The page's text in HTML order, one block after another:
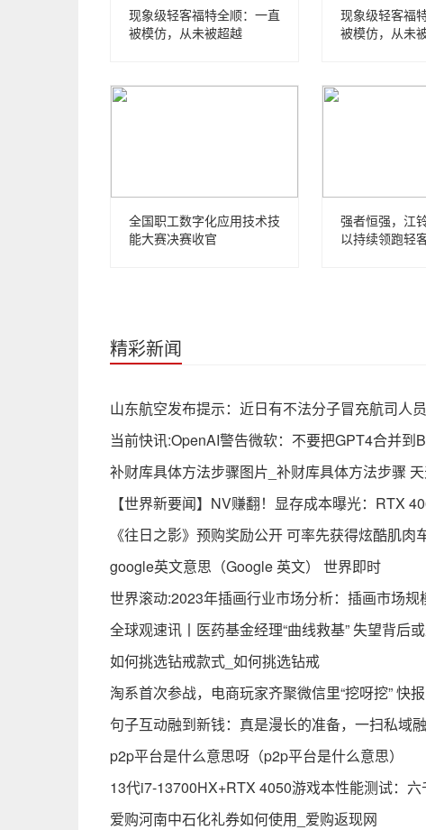
现象级轻客福特全顺：一直
被模仿，从未被超越
现象级轻客福
被模仿，从未
全国职工数字化应用技术技
能大赛决赛收官
强者恒强，江
以持续领跑轻
精彩新闻
山东航空发布提示：近日有不法分子冒充航司人
当前快讯:OpenAI警告微软：不要把GPT4合并到
补财库具体方法步骤图片_补财库具体方法步骤
【世界新要闻】NV赚翻！显存成本曝光：RTX
《往日之影》预购奖励公开 可率先获得炫酷肌肉
google英文意思（Google 英文） 世界即时
世界滚动:2023年插画行业市场分析：插画市场规
全球观速讯丨医药基金经理“曲线救基” 失望背后
如何挑选钻戒款式_如何挑选钻戒
淘系首次参战，电商玩家齐聚微信里“挖呀挖” 快报
句子互动融到新钱：真是漫长的准备，一扫私域融
p2p平台是什么意思呀（p2p平台是什么意思）
13代i7-13700HX+RTX 4050游戏本性能测试：
爱购河南中石化礼券如何使用_爱购返现网